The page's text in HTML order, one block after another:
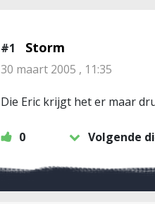
#1 Storm
30 maart 2005 , 11:35
Die Eric krijgt het er maar
0 Volgende